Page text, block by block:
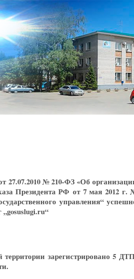
27.07.2010 № 210-ФЗ«Об
Президента РФ от 7 мая 2012 г.
управления“
зарегистрировано 5